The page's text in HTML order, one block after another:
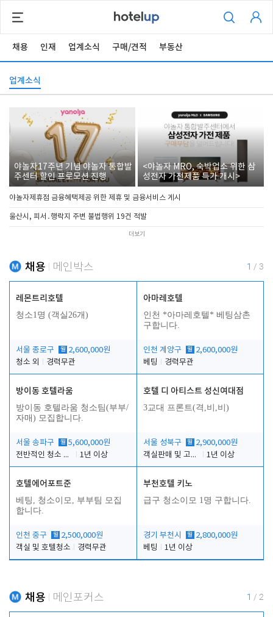
채용 인재 업계소식 구매/견적 부동산
업계소식
야놀자17주년 기념 야놀자 통합발
주센터 할인 프로모션 진행
<야놀자 MRO, 숙박업소 위한 삼
성전자 가전제품 특가 개시>
야놀자제휴점 금융혜택제공 위한 제휴 및 금융서비스 게시
울산시, 피서․행락지 주변 불법행위 19건 적발
더보기
채용 메인박스 1 / 3
레몬트리호텔
청소1명 (객실26개)
서울 종로구 월 2,600,000원
청소 외
경력무관
아마레호텔
인천 *아마레호텔* 베팅삼촌
구합니다.
인천 계양구 월 2,600,000원
베팅
경력무관
방이동 호텔라움
방이동 호텔라움 청소팀(부부/
자매) 모집합니다.
서울 송파구 월 5,600,000원
전반적인 청소 업무(객실청소.객실정리)
1년 이상
호텔 디 아티스트 성신여대점
3교대 프론트(격,비,비)
서울 성북구 월 2,900,000원
객실판매 및 고객응대
1년 이상
호텔에어포트준
베팅, 청소이모, 부부팀 모집
합니다.
인천 중구 월 2,500,000원
객실 및 호텔청소
경력무관
부천호텔 키노
급구 청소이모 1명 구합니다.
경기 부천시 월 2,800,000원
베팅
1년 이상
채용 메인포커스 1 / 2